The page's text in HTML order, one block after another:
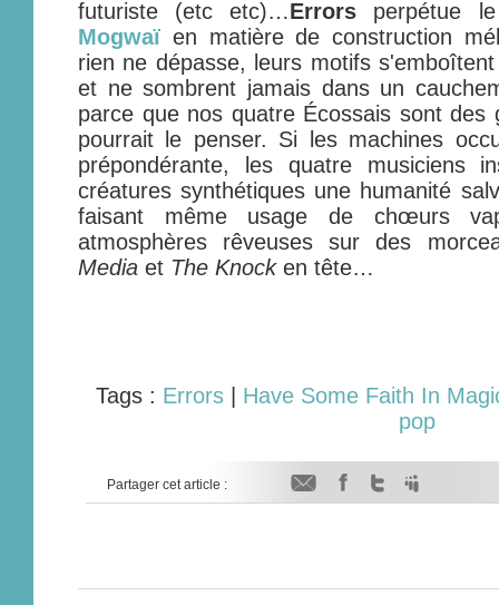
futuriste (etc etc)…Errors perpétue
Mogwaï en matière de construction
rien ne dépasse, leurs motifs
et ne sombrent jamais dans un
parce que nos quatre Écossais sont des
pourrait le penser. Si les machines
prépondérante, les quatre musiciens
créatures synthétiques une humanité
faisant même usage de chœurs
atmosphères rêveuses sur des
Media et The Knocken tête…
Tags : Errors
Have Some Faith In
pop
Partager cet article :